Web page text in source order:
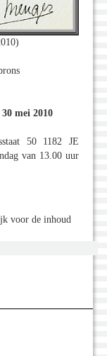
mei 2010
50 1182 JE
van 13.00 uur
voor de inhoud